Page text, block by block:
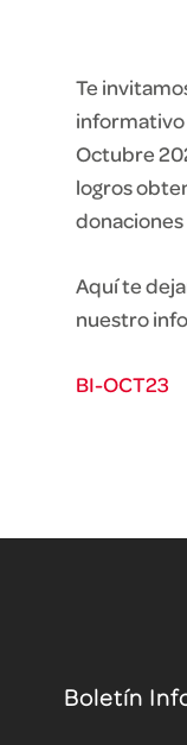
Te
informativo
Octubre
logros
Aquí te
nuestro
BI-OCT23
Boletín